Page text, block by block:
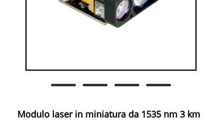
Modulo laser in miniatura da 1535 nm 3 km